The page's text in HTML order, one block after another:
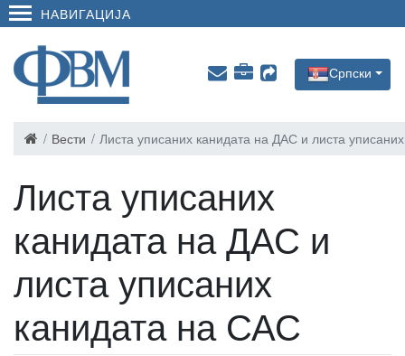
НАВИГАЦИЈА
Српски
Вести Листа уписаних канидата на ДАС и листа
Листа уписаних
канидата на ДАС и
листа уписаних
канидата на САС